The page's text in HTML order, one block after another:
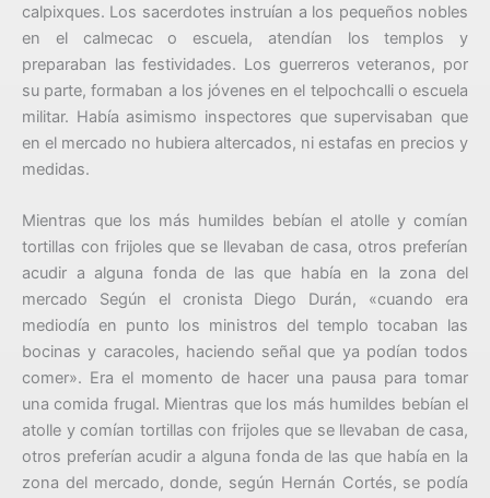
calpixques. Los sacerdotes instruían a los pequeños nobles
en el calmecac o escuela, atendían los templos y
preparaban las festividades. Los guerreros veteranos, por
su parte, formaban a los jóvenes en el telpochcalli o escuela
militar. Había asimismo inspectores que supervisaban que
en el mercado no hubiera altercados, ni estafas en precios y
medidas.
Mientras que los más humildes bebían el atolle y comían
tortillas con frijoles que se llevaban de casa, otros preferían
acudir a alguna fonda de las que había en la zona del
mercado Según el cronista Diego Durán, «cuando era
mediodía en punto los ministros del templo tocaban las
bocinas y caracoles, haciendo señal que ya podían todos
comer». Era el momento de hacer una pausa para tomar
una comida frugal. Mientras que los más humildes bebían el
atolle y comían tortillas con frijoles que se llevaban de casa,
otros preferían acudir a alguna fonda de las que había en la
zona del mercado, donde, según Hernán Cortés, se podía